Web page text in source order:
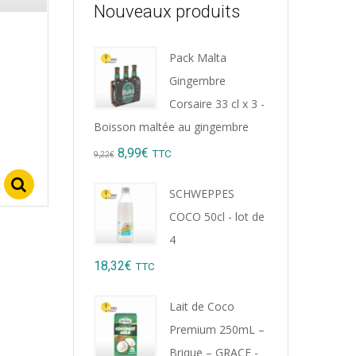
Select options
Nouveaux produits
Pack Malta
Gingembre
Corsaire 33 cl x 3 -
Boisson maltée au gingembre
9,22€ Original
was:
9,22€.
8,99€ Current
TTC
SCHWEPPES
COCO 50cl - lot de
4
18,32€ TTC
Lait de Coco
Premium 250mL –
Brique – GRACE -